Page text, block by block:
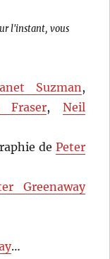
l'instant, vous
Suzman,
Fraser, Neil
de Peter
Greenaway
…